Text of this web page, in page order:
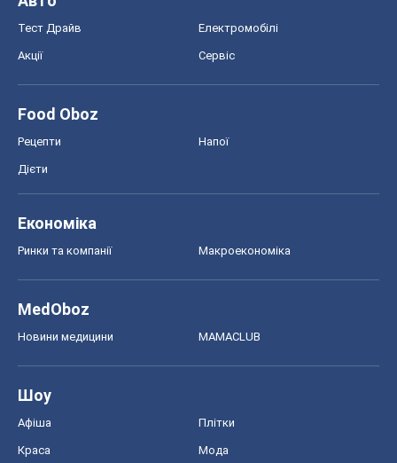
Тест Драйв Електромобілі
Акції Сервіс
Food Oboz
Рецепти Напої
Дієти
Економіка
Ринки та компанії Макроекономіка
MedOboz
Новини медицини MAMACLUB
Шоу
Афіша Плітки
Краса Мода